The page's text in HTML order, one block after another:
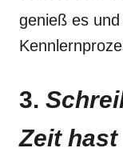
genieß es
3.
Zeit hast